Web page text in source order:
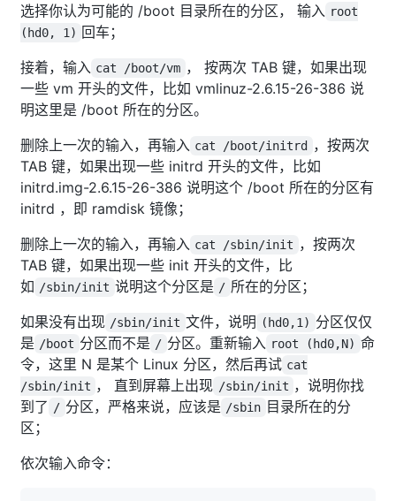
选择你认为可能的 /boot 目录所在的分区， 输入 root
(hd0, 1) 回车；
接着，输入 cat /boot/vm ， 按两次 TAB 键，如果出现
一些 vm 开头的文件，比如 vmlinuz-2.6.15-26-386 说
明这里是 /boot 所在的分区。
删除上一次的输入，再输入 cat /boot/initrd
，按两次
TAB 键，如果出现一些 initrd 开头的文件，比如
initrd.img-2.6.15-26-386 说明这个 /boot 所在的分区有
initrd ，即 ramdisk 镜像；
删除上一次的输入，再输入 cat /sbin/init ，按两次
TAB 键，如果出现一些 init 开头的文件，比
如 /sbin/init 说明这个分区是 / 所在的分区；
如果没有出现 /sbin/init 文件，说明 (hd0,1) 分区仅仅
是 /boot 分区而不是 / 分区。重新输入 root (hd0,N) 命
令，这里 N 是某个 Linux 分区，然后再试 cat
/sbin/init ， 直到屏幕上出现 /sbin/init ，说明你找
到了 / 分区，严格来说，应该是 /sbin 目录所在的分
区；
依次输入命令：